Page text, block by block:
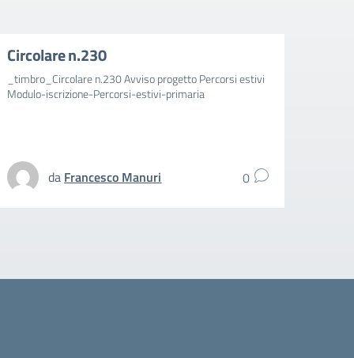
Circolare n.230
_timbro_Circolare n.230 Avviso progetto Percorsi estivi
Modulo-iscrizione-Percorsi-estivi-primaria
da Francesco Manuri 0